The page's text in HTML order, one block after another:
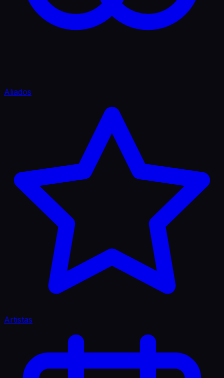
Aliados
Artistas